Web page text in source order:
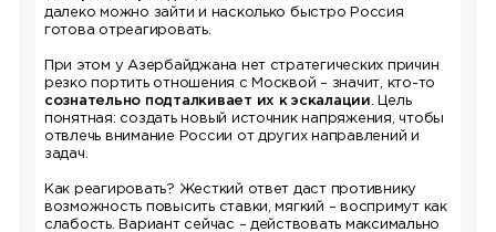
далеко можно зайти и насколько быстро Россия
готова отреагировать.
При этом у Азербайджана нет стратегических причин
резко портить отношения с Москвой – значит, кто-то
сознательно подталкивает их к эскалации . Цель
понятная: создать новый источник напряжения, чтобы
отвлечь внимание России от других направлений и
задач.
Как реагировать? Жесткий ответ даст противнику
возможность повысить ставки, мягкий – воспримут как
слабость. Вариант сейчас – действовать максимально